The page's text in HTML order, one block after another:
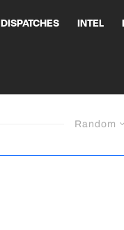
DISPATCHES INTEL
Random